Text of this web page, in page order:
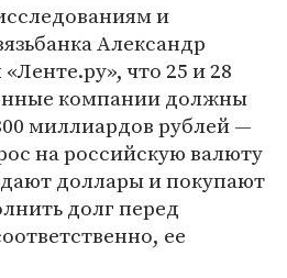
и
Александр
что 25 и 28
компании должны
миллиардов рублей —
на российскую валюту
доллары и покупают
долг перед
ее